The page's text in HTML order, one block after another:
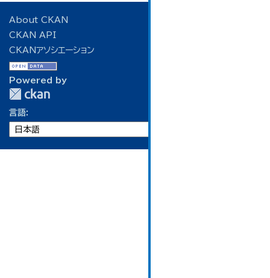
About CKAN
CKAN API
CKANアソシエーション
Powered by
言語